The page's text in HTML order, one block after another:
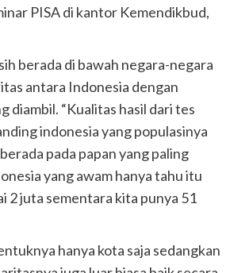
PISA di kantor Kemendikbud,
berada di bawah negara-negara
antara Indonesia dengan
diambil. “Kualitas hasil dari tes
indonesia yang populasinya
pada papan yang paling
yang awam hanya tahu itu
2 juta sementara kita punya 51
hanya kota saja sedangkan